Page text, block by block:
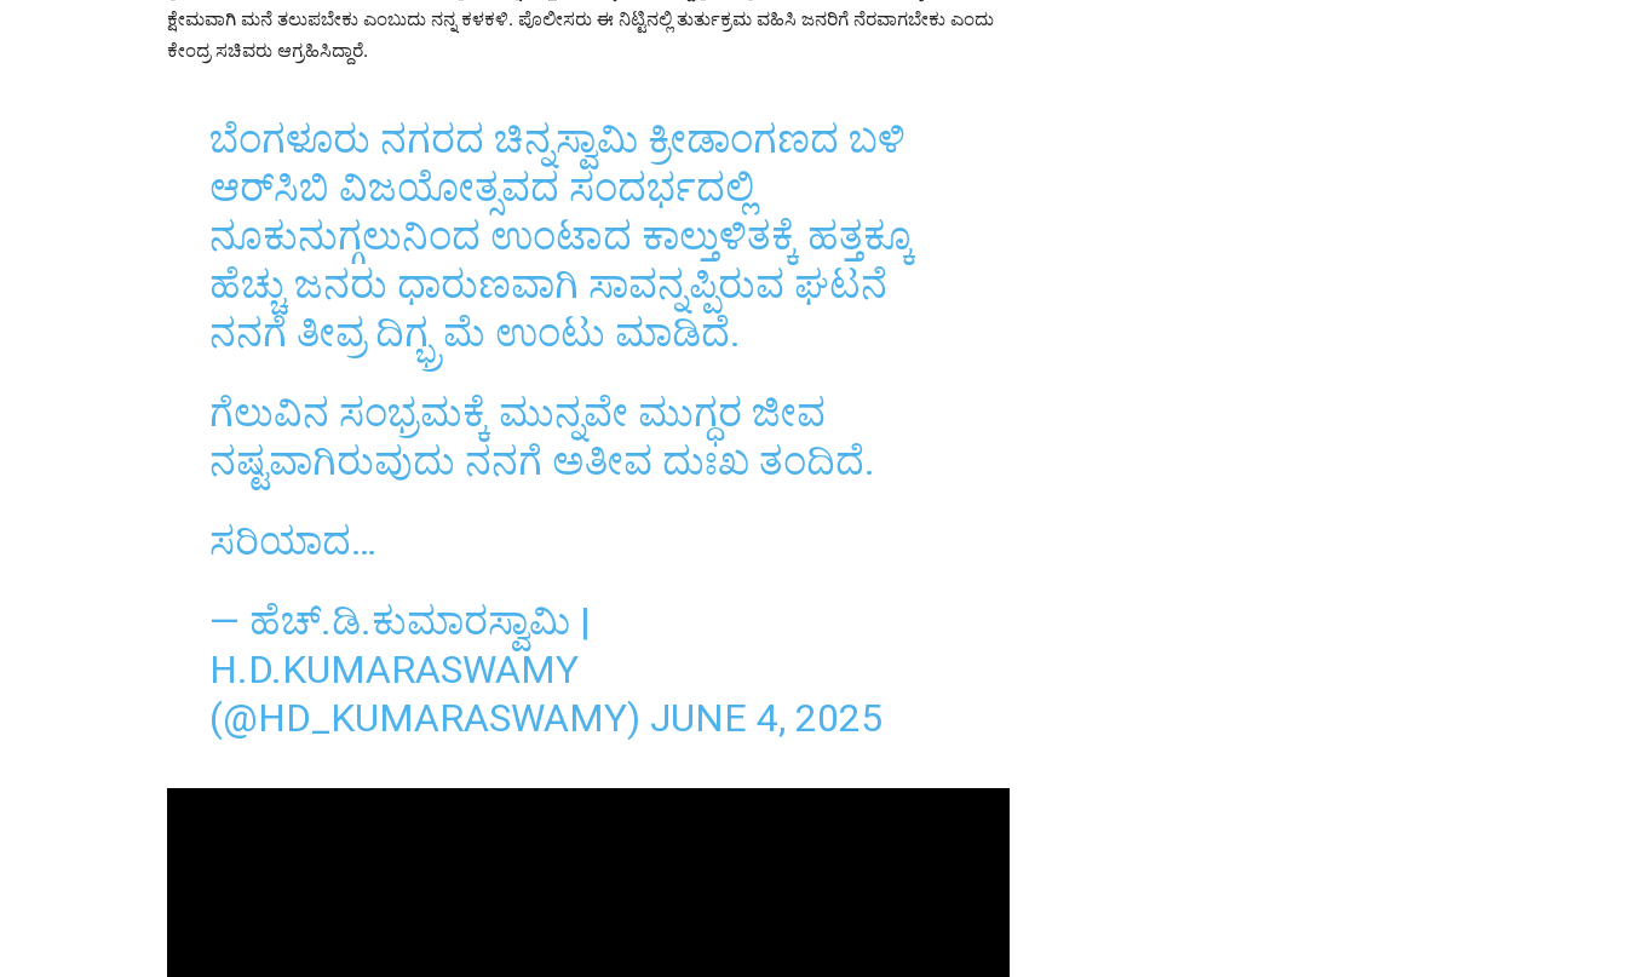
ಕ್ಷೇಮವಾಗಿ ಮನೆ ತಲುಪಬೇಕು ಎಂಬುದು ನನ್ನ ಕಳಕಳಿ. ಪೊಲೀಸರು ಈ ನಿಟ್ಟಿನಲ್ಲಿ ತುರ್ತುಕ್ರಮ ವಹಿಸಿ ಜನರಿಗೆ ನೆರವಾಗಬೇಕು ಎಂದು
ಕೇಂದ್ರ ಸಚಿವರು ಆಗ್ರಹಿಸಿದ್ದಾರೆ.
ಬೆಂಗಳೂರು ನಗರದ ಚಿನ್ನಸ್ವಾಮಿ ಕ್ರೀಡಾಂಗಣದ ಬಳಿ
ಆರ್‌ಸಿಬಿ ವಿಜಯೋತ್ಸವದ ಸಂದರ್ಭದಲ್ಲಿ
ನೂಕುನುಗ್ಗಲುನಿಂದ ಉಂಟಾದ ಕಾಲ್ತುಳಿತಕ್ಕೆ ಹತ್ತಕ್ಕೂ
ಹೆಚ್ಚು ಜನರು ಧಾರುಣವಾಗಿ ಸಾವನ್ನಪ್ಪಿರುವ ಘಟನೆ
ನನಗೆ ತೀವ್ರ ದಿಗ್ಭ್ರಮೆ ಉಂಟು ಮಾಡಿದೆ.
ಗೆಲುವಿನ ಸಂಭ್ರಮಕ್ಕೆ ಮುನ್ನವೇ ಮುಗ್ಧರ ಜೀವ
ನಷ್ಟವಾಗಿರುವುದು ನನಗೆ ಅತೀವ ದುಃಖ ತಂದಿದೆ.
ಸರಿಯಾದ…
— ಹೆಚ್.ಡಿ.ಕುಮಾರಸ್ವಾಮಿ |
H.D.KUMARASWAMY
(@HD_KUMARASWAMY) JUNE 4, 2025